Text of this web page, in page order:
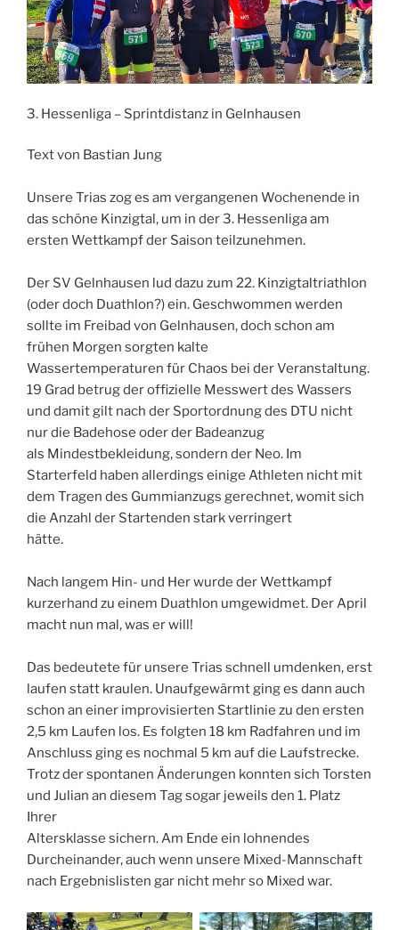
3. Hessenliga – Sprintdistanz in Gelnhausen
Text von Bastian Jung
Unsere Trias zog es am vergangenen Wochenende in
das schöne Kinzigtal, um in der 3. Hessenliga am
ersten Wettkampf der Saison teilzunehmen.
Der SV Gelnhausen lud dazu zum 22. Kinzigtaltriathlon
(oder doch Duathlon?) ein. Geschwommen werden
sollte im Freibad von Gelnhausen, doch schon am
frühen Morgen sorgten kalte
Wassertemperaturen für Chaos bei der Veranstaltung.
19 Grad betrug der offizielle Messwert des Wassers
und damit gilt nach der Sportordnung des DTU nicht
nur die Badehose oder der Badeanzug
als Mindestbekleidung, sondern der Neo. Im
Starterfeld haben allerdings einige Athleten nicht mit
dem Tragen des Gummianzugs gerechnet, womit sich
die Anzahl der Startenden stark verringert
hätte.
Nach langem Hin- und Her wurde der Wettkampf
kurzerhand zu einem Duathlon umgewidmet. Der April
macht nun mal, was er will!
Das bedeutete für unsere Trias schnell umdenken, erst
laufen statt kraulen. Unaufgewärmt ging es dann auch
schon an einer improvisierten Startlinie zu den ersten
2,5 km Laufen los. Es folgten 18 km Radfahren und im
Anschluss ging es nochmal 5 km auf die Laufstrecke.
Trotz der spontanen Änderungen konnten sich Torsten
und Julian an diesem Tag sogar jeweils den 1. Platz
Ihrer
Altersklasse sichern. Am Ende ein lohnendes
Durcheinander, auch wenn unsere Mixed-Mannschaft
nach Ergebnislisten gar nicht mehr so Mixed war.